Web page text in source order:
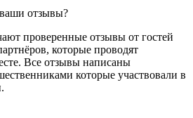
отзывы?
проверенные отзывы от гостей
которые проводят
Все отзывы написаны
которые участвовали в